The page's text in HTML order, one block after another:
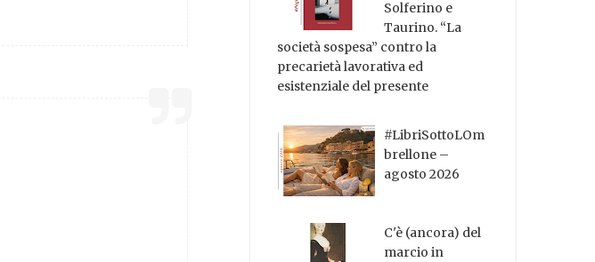
Solferino e
Taurino. “La
società sospesa” contro la
precarietà lavorativa ed
esistenziale del presente
#LibriSottoLOm
brellone –
agosto 2026
C'è (ancora) del
marcio in